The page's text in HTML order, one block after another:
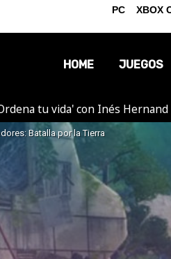
HOME JUEGOS
tu vida' con Inés
Batalla por la Tierra
PC XBOX